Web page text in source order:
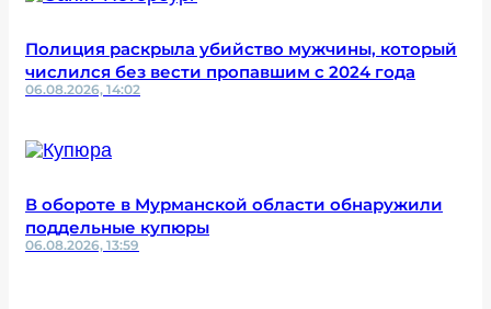
Полиция раскрыла убийство мужчины, который
числился без вести пропавшим с 2024 года
06.08.2026, 14:02
В обороте в Мурманской области обнаружили
поддельные купюры
06.08.2026, 13:59